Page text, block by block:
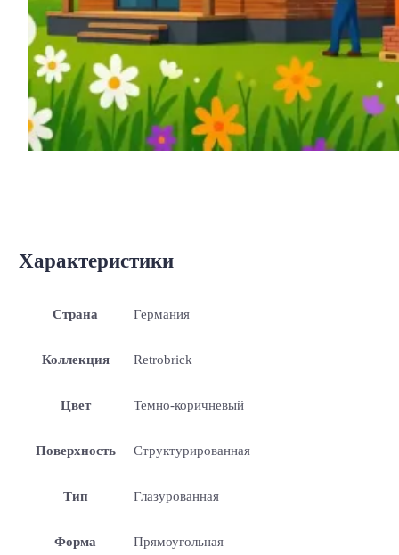
Характеристики
Страна Германия
Коллекция Retrobrick
Цвет Темно-коричневый
Поверхность Структурированная
Тип Глазурованная
Форма Прямоугольная